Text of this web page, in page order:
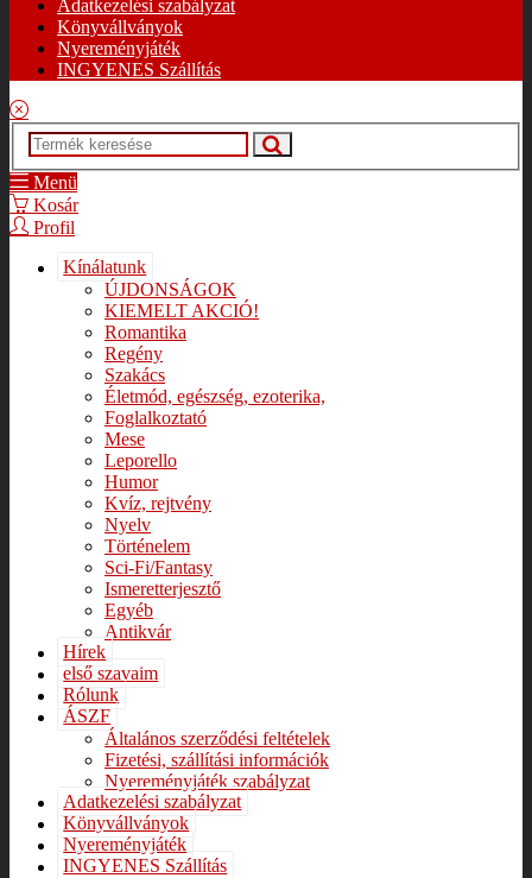
Adatkezelési szabályzat
Könyvállványok
Nyereményjáték
INGYENES Szállítás
Menü
Kosár
Profil
Kínálatunk
ÚJDONSÁGOK
KIEMELT AKCIÓ!
Romantika
Regény
Szakács
Életmód, egészség, ezoterika,
Foglalkoztató
Mese
Leporello
Humor
Kvíz, rejtvény
Nyelv
Történelem
Sci-Fi/Fantasy
Ismeretterjesztő
Egyéb
Antikvár
Hírek
első szavaim
Rólunk
ÁSZF
Általános szerződési feltételek
Fizetési, szállítási információk
Nyereményjáték szabályzat
Adatkezelési szabályzat
Könyvállványok
Nyereményjáték
INGYENES Szállítás